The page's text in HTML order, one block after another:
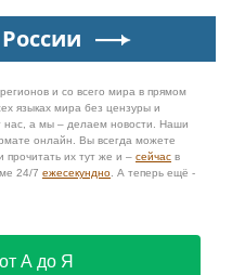
и со всего мира в прямом
языках мира без цензуры и
нас, а мы – делаем новости. Наши
онлайн. Вы всегда можете
прочитать их тут же и – сейчас в
24/7 ежесекундно . А теперь ещё -
А до Я